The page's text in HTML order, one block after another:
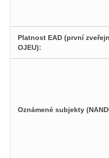
Platnost EAD (první
OJEU):
Oznámené subjekty